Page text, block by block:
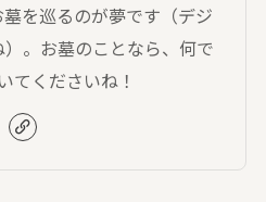
を巡るのが夢です（デジ
。お墓のことなら、何で
てくださいね！